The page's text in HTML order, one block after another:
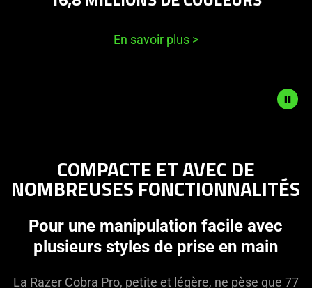
En savoir plus >
The
only
COMPACTE ET AVEC DE
NOMBREUSES FONCTIONNALITÉS
Pour une manipulation facile avec
plusieurs styles de prise en main
La Razer Cobra Pro, petite et légère, ne pèse que 77